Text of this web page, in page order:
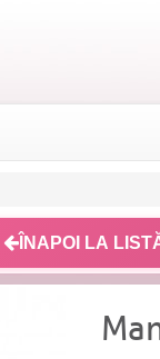
ÎNAPOI LA